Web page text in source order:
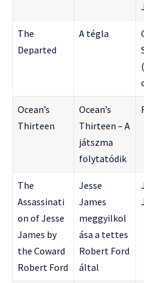
The
Departed
A tégla
Ocean’s
Thirteen
Ocean’s
Thirteen – A
játszma
folytatódik
The
Assassinati
on of Jesse
James by
the Coward
Robert Ford
Jesse
James
meggyilkol
ása a tettes
Robert Ford
által